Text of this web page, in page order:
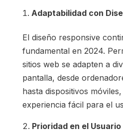
Adaptabilidad con
El diseño responsive
fundamental en 2024.
sitios web se adapten a
pantalla, desde
hasta dispositivos
experiencia fácil para el
Prioridad en el